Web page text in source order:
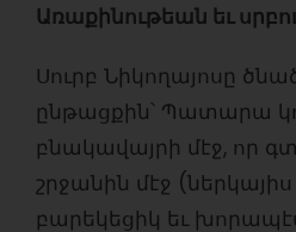
Առաքինութեան եւ
Սուրբ Նիկողայոսը
ընթացքին՝ Պատարա
բնակավայրի մէջ, որ
շրջանին մէջ
բարեկեցիկ եւ